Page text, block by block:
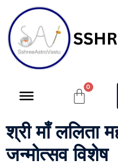
श्री माँ ललिता
जन्मोत्सव विशेष